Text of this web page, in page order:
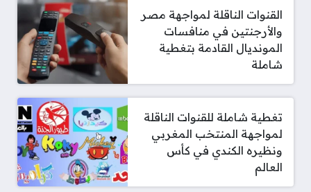
القنوات الناقلة لمواجهة مصر
والأرجنتين في منافسات
المونديال القادمة بتغطية
شاملة
تغطية شاملة للقنوات الناقلة
لمواجهة المنتخب المغربي
ونظيره الكندي في كأس
العالم